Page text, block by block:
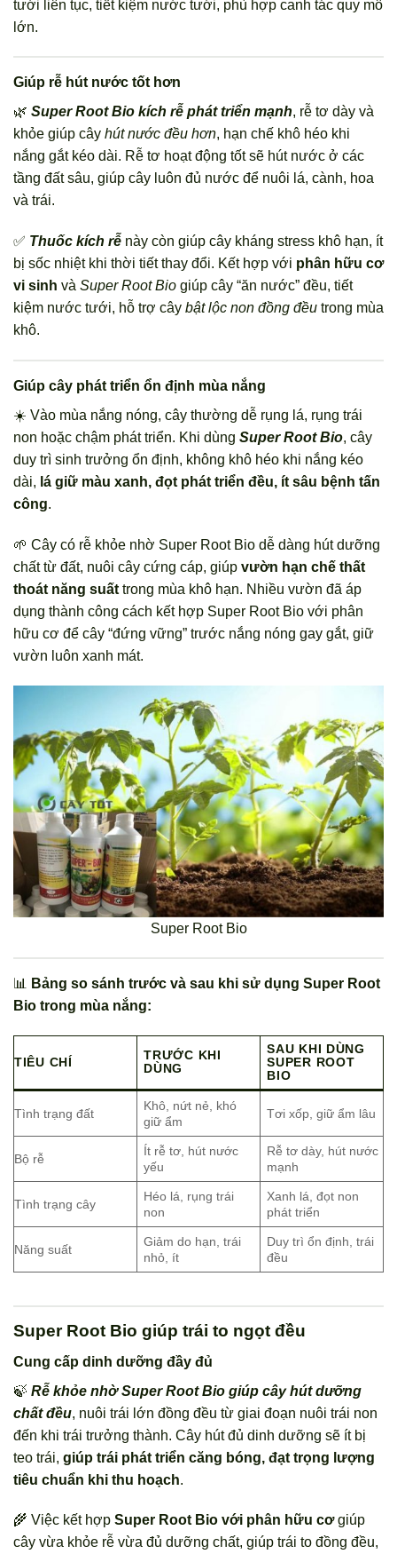
tưới liên tục, tiết kiệm nước tưới, phù hợp canh tác quy mô
lớn.
Giúp rễ hút nước tốt hơn
🌿 Super Root Bio kích rễ phát triển mạnh, rễ tơ dày và
khỏe giúp cây hút nước đều hơn, hạn chế khô héo khi
nắng gắt kéo dài. Rễ tơ hoạt động tốt sẽ hút nước ở các
tầng đất sâu, giúp cây luôn đủ nước để nuôi lá, cành, hoa
và trái.
✅ Thuốc kích rễ này còn giúp cây kháng stress khô hạn, ít
bị sốc nhiệt khi thời tiết thay đổi. Kết hợp với phân hữu cơ
vi sinh và Super Root Bio giúp cây “ăn nước” đều, tiết
kiệm nước tưới, hỗ trợ cây bật lộc non đồng đều trong mùa
khô.
Giúp cây phát triển ổn định mùa nắng
☀️ Vào mùa nắng nóng, cây thường dễ rụng lá, rụng trái
non hoặc chậm phát triển. Khi dùng Super Root Bio, cây
duy trì sinh trưởng ổn định, không khô héo khi nắng kéo
dài, lá giữ màu xanh, đọt phát triển đều, ít sâu bệnh tấn
công.
🌱 Cây có rễ khỏe nhờ Super Root Bio dễ dàng hút dưỡng
chất từ đất, nuôi cây cứng cáp, giúp vườn hạn chế thất
thoát năng suất trong mùa khô hạn. Nhiều vườn đã áp
dụng thành công cách kết hợp Super Root Bio với phân
hữu cơ để cây “đứng vững” trước nắng nóng gay gắt, giữ
vườn luôn xanh mát.
Super Root Bio
📊
Bảng so sánh trước và sau khi sử dụng Super Root
Bio trong mùa nắng:
TIÊU CHÍ
TRƯỚC KHI
DÙNG
SAU KHI DÙNG
SUPER ROOT
BIO
Tình trạng đất
Khô, nứt nẻ, khó
giữ ẩm
Tơi xốp, giữ ẩm lâu
Bộ rễ
Ít rễ tơ, hút nước
yếu
Rễ tơ dày, hút nước
mạnh
Tình trạng cây
Héo lá, rụng trái
non
Xanh lá, đọt non
phát triển
Năng suất
Giảm do hạn, trái
nhỏ, ít
Duy trì ổn định, trái
đều
Super Root Bio giúp trái to ngọt đều
Cung cấp dinh dưỡng đầy đủ
🍃 Rễ khỏe nhờ Super Root Bio giúp cây hút dưỡng
chất đều, nuôi trái lớn đồng đều từ giai đoạn nuôi trái non
đến khi trái trưởng thành. Cây hút đủ dinh dưỡng sẽ ít bị
teo trái, giúp trái phát triển căng bóng, đạt trọng lượng
tiêu chuẩn khi thu hoạch.
🌾 Việc kết hợp Super Root Bio với phân hữu cơgiúp
cây vừa khỏe rễ vừa đủ dưỡng chất, giúp trái to đồng đều,